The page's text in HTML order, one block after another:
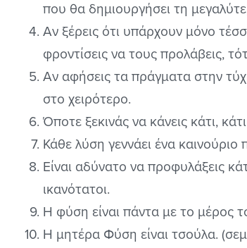
που θα δημιουργήσει τη
Αν ξέρεις ότι υπάρχουν μόνο
φροντίσεις να τους προλάβεις,
Αν αφήσεις τα πράγματα στην
στο χειρότερο.
Όποτε ξεκινάς να κάνεις κάτι,
Κάθε λύση γεννάει ένα καινούριο
Είναι αδύνατο να προφυλάξεις
ικανότατοι.
Η φύση είναι πάντα με το μέρος
Η μητέρα Φύση είναι τσούλα.